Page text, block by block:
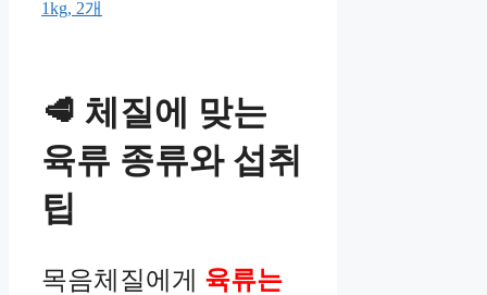
🥩 체질에 맞는
육류 종류와 섭취
팁
목음체질에게 육류는